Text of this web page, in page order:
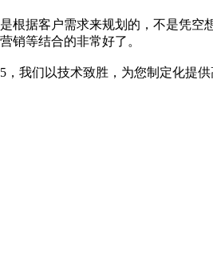
据客户需求来规划的，不是凭空
销等结合的非常好了。
我们以技术致胜，为您制定化提供